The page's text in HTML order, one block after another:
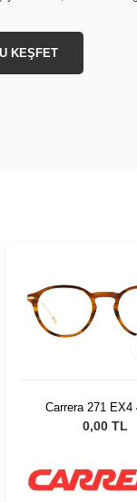
KEŞFET
Carrera 271 EX4
0,00 TL